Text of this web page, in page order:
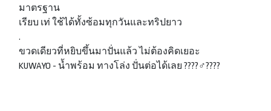
มาตรฐาน
เรียบ เท่ ใช้ได้ทั้งซ้อมทุกวันและทริปยาว
.
ขวดเดียวที่หยิบขึ้นมาปั่นแล้ว ไม่ต้องคิดเยอะ
KUWAYO - น้ำพร้อม ทางโล่ง ปั่นต่อได้เลย ????‍♂️????